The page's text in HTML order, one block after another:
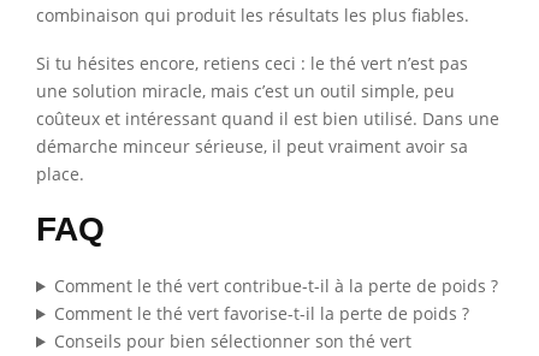
combinaison qui produit les résultats les plus fiables.
Si tu hésites encore, retiens ceci : le thé vert n’est pas
une solution miracle, mais c’est un outil simple, peu
coûteux et intéressant quand il est bien utilisé. Dans une
démarche minceur sérieuse, il peut vraiment avoir sa
place.
FAQ
Comment le thé vert contribue-t-il à la perte de poids ?
Comment le thé vert favorise-t-il la perte de poids ?
Conseils pour bien sélectionner son thé vert